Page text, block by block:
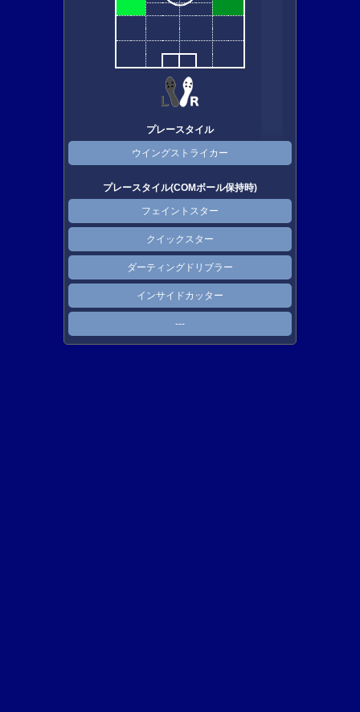
プレースタイル
ウイングストライカー
プレースタイル(COMボール保持時)
フェイントスター
クイックスター
ダーティングドリブラー
インサイドカッター
---